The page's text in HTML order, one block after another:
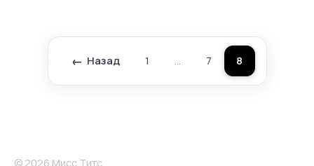
Пагинация
записей
Назад 1 … 7 8
© 2026 Мисс Титс.